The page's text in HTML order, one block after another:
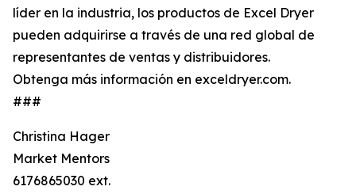
líder en la industria, los productos de Excel Dryer
pueden adquirirse a través de una red global de
representantes de ventas y distribuidores.
Obtenga más información en exceldryer.com.
###
Christina Hager
Market Mentors
6176865030 ext.